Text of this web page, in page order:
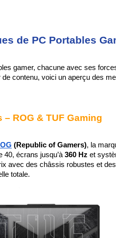
de PC Portables
gamer, chacune avec ses
– ROG & TUF Gaming
(Republic of Gamers), la
écrans jusqu’à 360 Hz et
avec des châssis robustes et
totale.